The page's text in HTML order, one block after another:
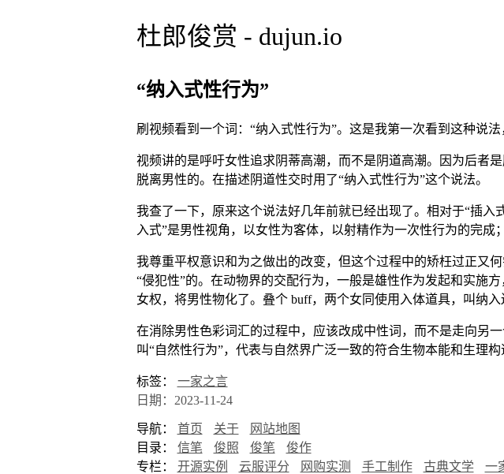
杜郎俊赏 - dujun.io
“纳入式性行为”
刷视频看到一个词：“纳入式性行为”。这是我第一次看到这种说法
视频讲的是呼吁女性追求阴蒂高潮，而不是阴道高潮。因为后者
脱离男性的。在描述阴道性交时用了“纳入式性行为”这个说法。
我查了一下，原来这个说法好几年前就已经出现了。相对于“插入
入式”是男性视角，以女性为客体，以射精作为一次性行为的完成
我尊重平权意识和为之做出的改变，但这个过程中的矫枉过正又
“侵犯性”的。在动物界的交配行为，一般是雄性作为发起和实施
女权，将男性物化了。叠个 buff，两个女同使用入体道具，叫纳入
在消除男性色彩词汇的过程中，应该改成中性词，而不是走向另
叫“自然性行为”，代表与自然界广泛一致的符合生物本能和生理构
标签： 一家之言
日期：2023-11-24
导航： 首页 关于
网站地图
目录： 信笔 俊照 俊笔
俊作
专栏： 开源实例 云服评分 网购实测 手工制作 古典文学 一